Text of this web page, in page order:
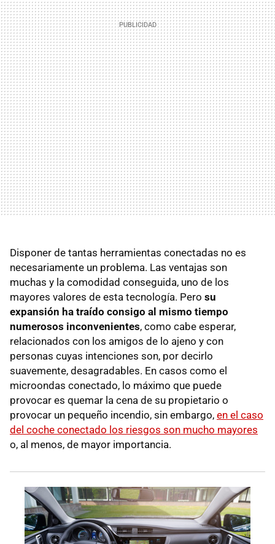
Disponer de tantas herramientas conectadas no es
necesariamente un problema. Las ventajas son
muchas y la comodidad conseguida, uno de los
mayores valores de esta tecnología. Pero su
expansión ha traído consigo al mismo tiempo
numerosos inconvenientes, como cabe esperar,
relacionados con los amigos de lo ajeno y con
personas cuyas intenciones son, por decirlo
suavemente, desagradables. En casos como el
microondas conectado, lo máximo que puede
provocar es quemar la cena de su propietario o
provocar un pequeño incendio, sin embargo, en el caso
del coche conectado los riesgos son mucho mayores
o, al menos, de mayor importancia.